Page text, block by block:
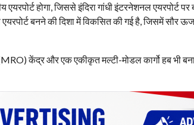
होगा, जिससे इंदिरा गांधी इंटरनेशनल एयरपोर्ट
बनने की दिशा में विकसित की गई है, जिसमें सौर
केंद्र और एक एकीकृत मल्टी-मोडल कार्गो हब भी